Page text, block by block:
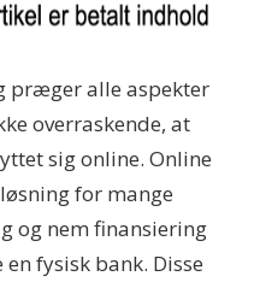
præger alle aspekter
overraskende, at
sig online. Online
for mange
og nem finansiering
fysisk bank. Disse